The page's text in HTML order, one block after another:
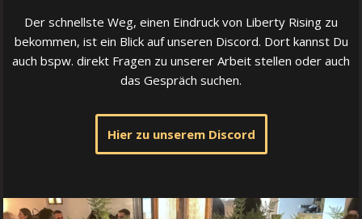
Der schnellste Weg, einen Eindruck von Liberty Rising zu
bekommen, ist ein Blick auf unseren Discord. Dort kannst Du
auch bspw. direkt Fragen zu unserer Arbeit stellen oder auch
das Gespräch suchen.
Hier zu unserem Discord